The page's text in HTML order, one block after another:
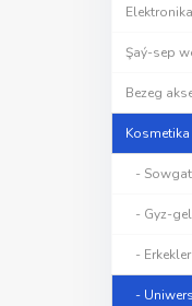
Elektronika
Şaý-sep
Bezeg
-
- Gyz-
-
-